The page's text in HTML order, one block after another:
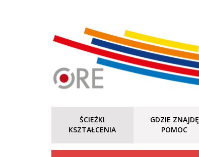
ŚCIEŻKI
KSZTAŁCENIA
GDZIE ZNAJDĘ
POMOC